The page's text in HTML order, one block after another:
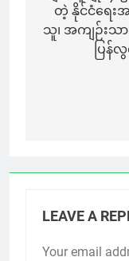
တဲ့ နိုင်ငံရေး
သူ၊ အကျဉ်းသာ
ပြန်
LEAVE A
Your email